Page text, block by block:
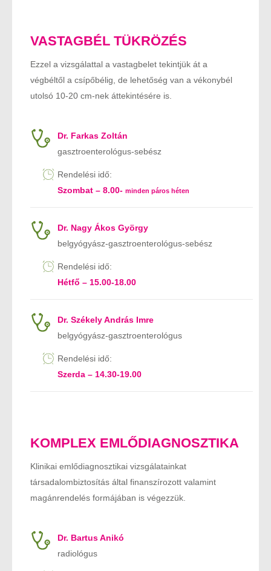
VASTAGBÉL TÜKRÖZÉS
Ezzel a vizsgálattal a vastagbelet tekintjük át a
végbéltől a csípőbélig, de lehetőség van a vékonybél
utolsó 10-20 cm-nek áttekintésére is.
Dr. Farkas Zoltán
gasztroenterológus-sebész
Rendelési idő:
Szombat – 8.00- minden páros héten
Dr. Nagy Ákos György
belgyógyász-gasztroenterológus-sebész
Rendelési idő:
Hétfő – 15.00-18.00
Dr. Székely András Imre
belgyógyász-gasztroenterológus
Rendelési idő:
Szerda – 14.30-19.00
KOMPLEX EMLŐDIAGNOSZTIKA
Klinikai emlődiagnosztikai vizsgálatainkat
társadalombiztosítás által finanszírozott valamint
magánrendelés formájában is végezzük.
Dr. Bartus Anikó
radiológus